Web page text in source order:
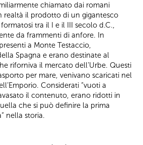
chiamato dai romani
realtà il prodotto di un gigantesco
tra il I e il III secolo d.C.,
da frammenti di anfore. In
a Monte Testaccio,
Spagna e erano destinate al
riforniva il mercato dell’Urbe. Questi
per mare, venivano scaricati nel
Considerati “vuoti a
il contenuto, erano ridotti in
che si può definire la prima
nella storia.